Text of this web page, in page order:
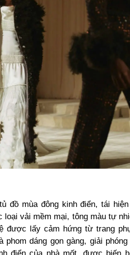
đồ mùa đông kinh điển, tái
vải mềm mại, tông màu tự
được lấy cảm hứng từ trang
dáng gọn gàng, giải